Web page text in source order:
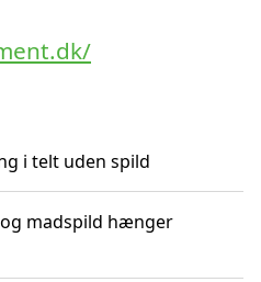
i telt uden spild
madspild hænger